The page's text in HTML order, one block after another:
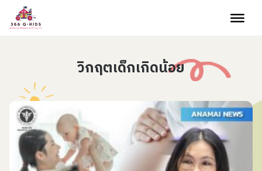
Skip to content
วิกฤตเด็กเกิดน้อย